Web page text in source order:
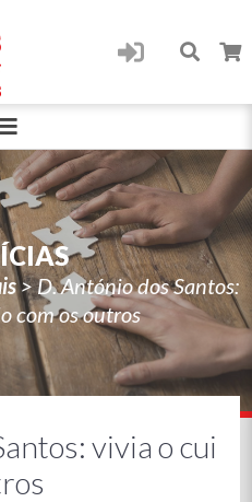
>D. António dos Santos:
com os outros
vivia o cui